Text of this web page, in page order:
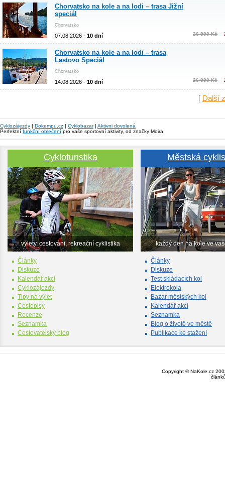
Chorvatsko na kole a na lodi – trasa Jižní
speciál
Chorvatsko
07.08.2026 - 10 dní 26 990 Kč
Chorvatsko na kole a na lodi – trasa
Lastovo Speciál
Chorvatsko
14.08.2026 - 10 dní 26 990 Kč
[ Další
Cyklozájezdy | Dokempu.cz | Cyklobazar| Aktivni dovolená
Perfektní funkční oblečení pro vaše sportovní aktivity, od značky Moira.
Cykloturistika
výlety, cestování, rekreační cyklistika
Články
Diskuze
Kalendář akcí
Cyklozájezdy
Tipy na výlet
Cestopisy
Recenze
Seznamka
Cestovatelský blog
Městská
každý den na kole ve
Články
Diskuze
Test skládacích kol
Elektrokola
Bazar městských kol
Kalendář akcí
Seznamka
Blog o životě ve městě
Publikace ke stažení
Copyright © NaKole.cz